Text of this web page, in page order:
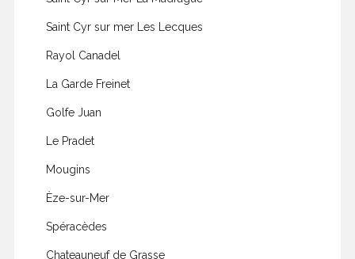
Saint Cyr sur mer Les Lecques
Rayol Canadel
La Garde Freinet
Golfe Juan
Le Pradet
Mougins
Èze-sur-Mer
Spéracèdes
Chateauneuf de Grasse